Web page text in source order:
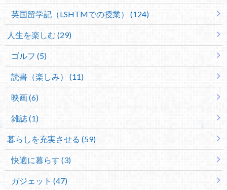
英国留学記（LSHTMでの授業） (124)
人生を楽しむ (29)
ゴルフ (5)
読書（楽しみ） (11)
映画 (6)
雑誌 (1)
暮らしを充実させる (59)
快適に暮らす (3)
ガジェット (47)